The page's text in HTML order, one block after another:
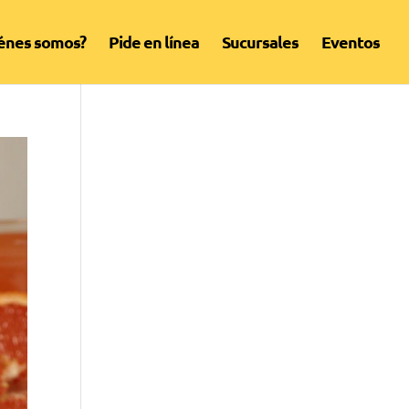
somos? Pide en línea Sucursales Eventos